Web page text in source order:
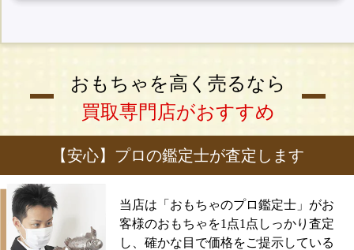
おもちゃを高く売るなら
買取専門店がおすすめ
【安心】プロの鑑定士が査定します
当店は「おもちゃのプロ鑑定士」がお
客様のおもちゃを1点1点しっかり査定
し、確かな目で価格をご提示している